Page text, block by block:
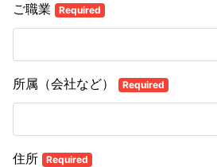
ご職業 Required
所属（会社など） Required
住所 Required